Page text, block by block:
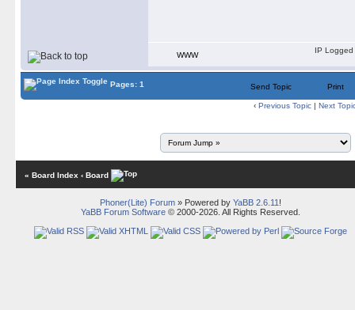
WWW
IP Logged
Pages: 1 Send Topic Print
‹ Previous Topic | Next
« Board Index ‹ Board
Phoner(Lite) Forum» Powered by YaBB 2.6.11 !
YaBB Forum Software© 2000-2026. All Rights Reserved.